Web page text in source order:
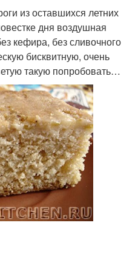
из оставшихся летних
дня воздушная
кефира, без сливочного
бисквитную, очень
такую попробовать…